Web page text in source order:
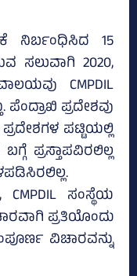
ನಿರ್ಬಂಧಿಸಿದ 15
ಸಲುವಾಗಿ 2020,
CMPDIL
ಪ್ರದೇಶವು
ಪಟ್ಟಿಯಲ್ಲಿ
ಪ್ರಸ್ತಾಪವಿರಲಿಲ್ಲ
ಸಂಸ್ಥೆಯ
ಪ್ರತಿಯೊಂದು
ವಿಚಾರವನ್ನು